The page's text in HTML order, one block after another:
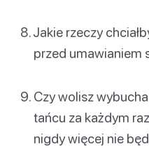
Jakie rzeczy
przed umawianiem
Czy wolisz
tańcu za każdym
nigdy więcej nie